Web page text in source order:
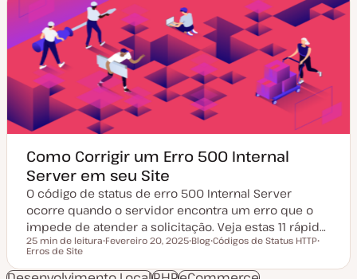
e
a
t
u
a
l
i
z
a
ç
ã
o
a
t
i
g
o
Como Corrigir um Erro 500 Internal
Server em seu Site
O código de status de erro 500 Internal Server
ocorre quando o servidor encontra um erro que o
impede de atender a solicitação. Veja estas 11 rápid…
Tempo de leitura
25 min de leitura
t
Fevereiro 20, 2025
p
Blog
p
Códigos de Status HTTP
p
Erros de Site